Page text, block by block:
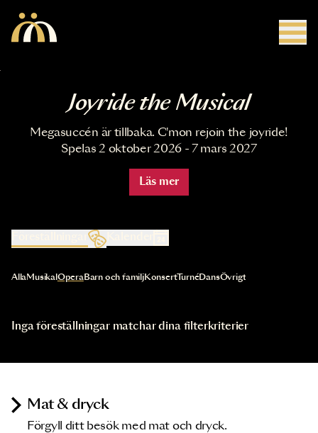
Joyride the Musical
Megasuccén är tillbaka. C'mon rejoin the joyride!
Spelas 2 oktober 2026 - 7 mars 2027
Läs mer
Kalender
Val av kategori uppdaterar innehållet automatiskt
AllaMusikal OperaBarn och familjKonsertTurnéDansÖvrigt
Inga föreställningar matchar dina filterkriterier
Mat & dryck
Förgyll ditt besök med mat och dryck.